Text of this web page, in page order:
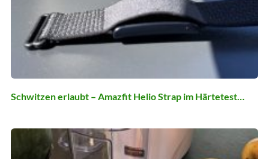
Schwitzen erlaubt – Amazfit Helio Strap im Härtetest…